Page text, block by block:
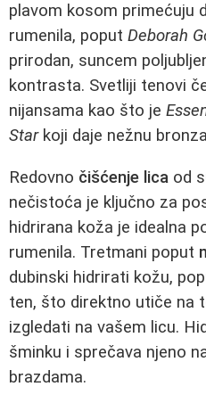
plavom kosom primećuju
rumenila, poput Deborah
prirodan, suncem
kontrasta. Svetliji tenovi
nijansama kao što je
Starkoji daje nežnu
Redovno čišćenje lica od
nečistoća je ključno za
hidrirana koža je idealna
rumenila. Tretmani poput
dubinski hidrirati kožu,
ten, što direktno utiče na
izgledati na vašem licu.
šminku i sprečava njeno
brazdama.